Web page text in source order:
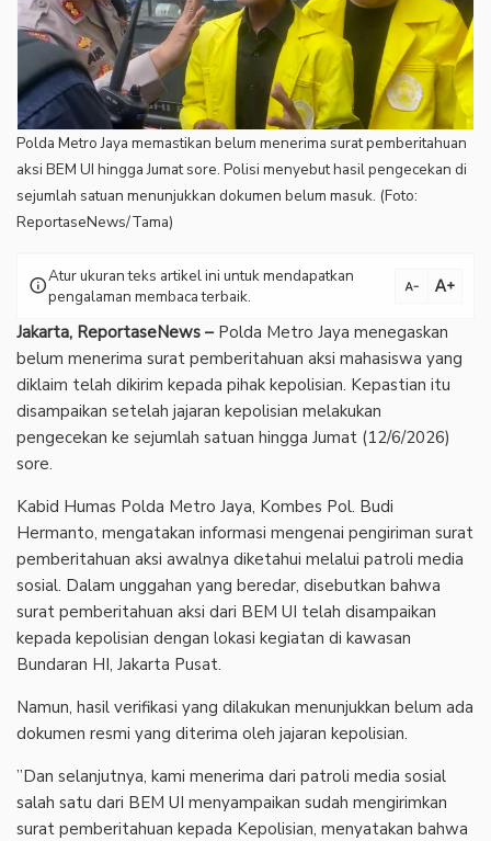
Polda Metro Jaya memastikan belum menerima surat pemberitahuan
aksi BEM UI hingga Jumat sore. Polisi menyebut hasil pengecekan di
sejumlah satuan menunjukkan dokumen belum masuk. (Foto:
ReportaseNews/Tama)
infoAtur ukuran teks artikel ini untuk mendapatkan
pengalaman membaca terbaik.
text_decrease text_increase
Jakarta, ReportaseNews –Polda Metro Jaya menegaskan
belum menerima surat pemberitahuan aksi mahasiswa yang
diklaim telah dikirim kepada pihak kepolisian. Kepastian itu
disampaikan setelah jajaran kepolisian melakukan
pengecekan ke sejumlah satuan hingga Jumat (12/6/2026)
sore.
‎Kabid Humas Polda Metro Jaya, Kombes Pol. Budi
Hermanto, mengatakan informasi mengenai pengiriman surat
pemberitahuan aksi awalnya diketahui melalui patroli media
sosial. Dalam unggahan yang beredar, disebutkan bahwa
surat pemberitahuan aksi dari BEM UI telah disampaikan
kepada kepolisian dengan lokasi kegiatan di kawasan
Bundaran HI, Jakarta Pusat.
‎Namun, hasil verifikasi yang dilakukan menunjukkan belum ada
dokumen resmi yang diterima oleh jajaran kepolisian.
‎”Dan selanjutnya, kami menerima dari patroli media sosial
salah satu dari BEM UI menyampaikan sudah mengirimkan
surat pemberitahuan kepada Kepolisian, menyatakan bahwa